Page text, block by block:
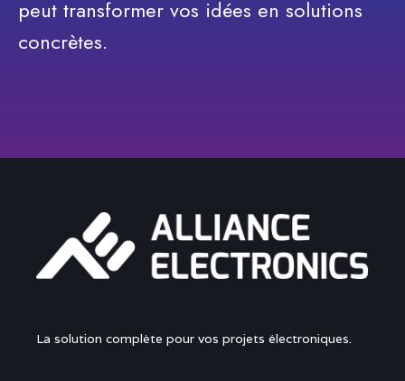
peut transformer vos idées en solutions
concrètes.
La solution complète pour vos projets électroniques.